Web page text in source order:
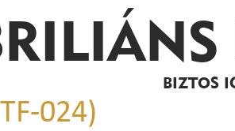
BIZTOS
024)